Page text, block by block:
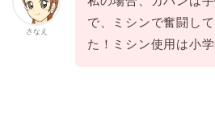
さなえ
で、ミシンで奮闘し
た！ミシン使用は小